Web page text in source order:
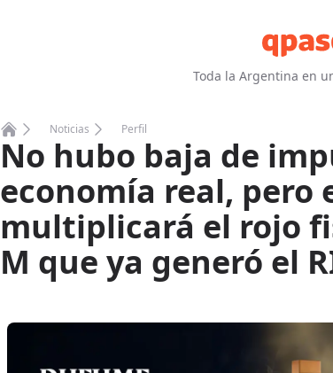
Toda la Argentina en
Home
Noticias Perfil
No hubo baja de
economía real, pero
multiplicará el rojo
M que ya generó el